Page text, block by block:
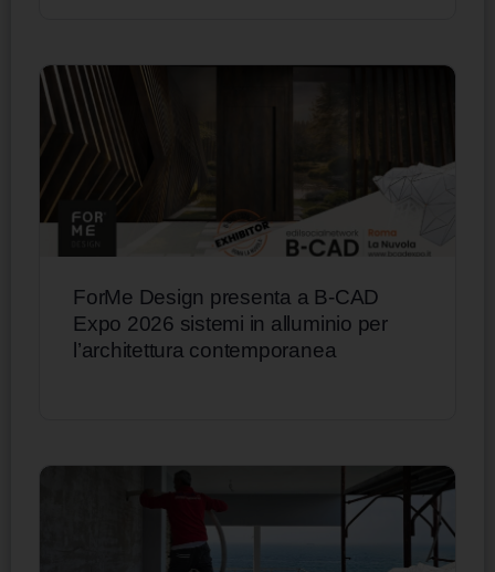
ForMe Design presenta a B-CAD
Expo 2026 sistemi in alluminio per
l’architettura contemporanea